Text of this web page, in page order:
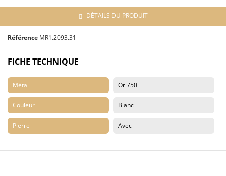
DÉTAILS DU PRODUIT
Référence MR1.2093.31
FICHE TECHNIQUE
Métal Or 750
Couleur Blanc
Pierre Avec